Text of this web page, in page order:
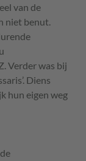
van de
niet benut.
Verder was bij
Diens
hun eigen weg